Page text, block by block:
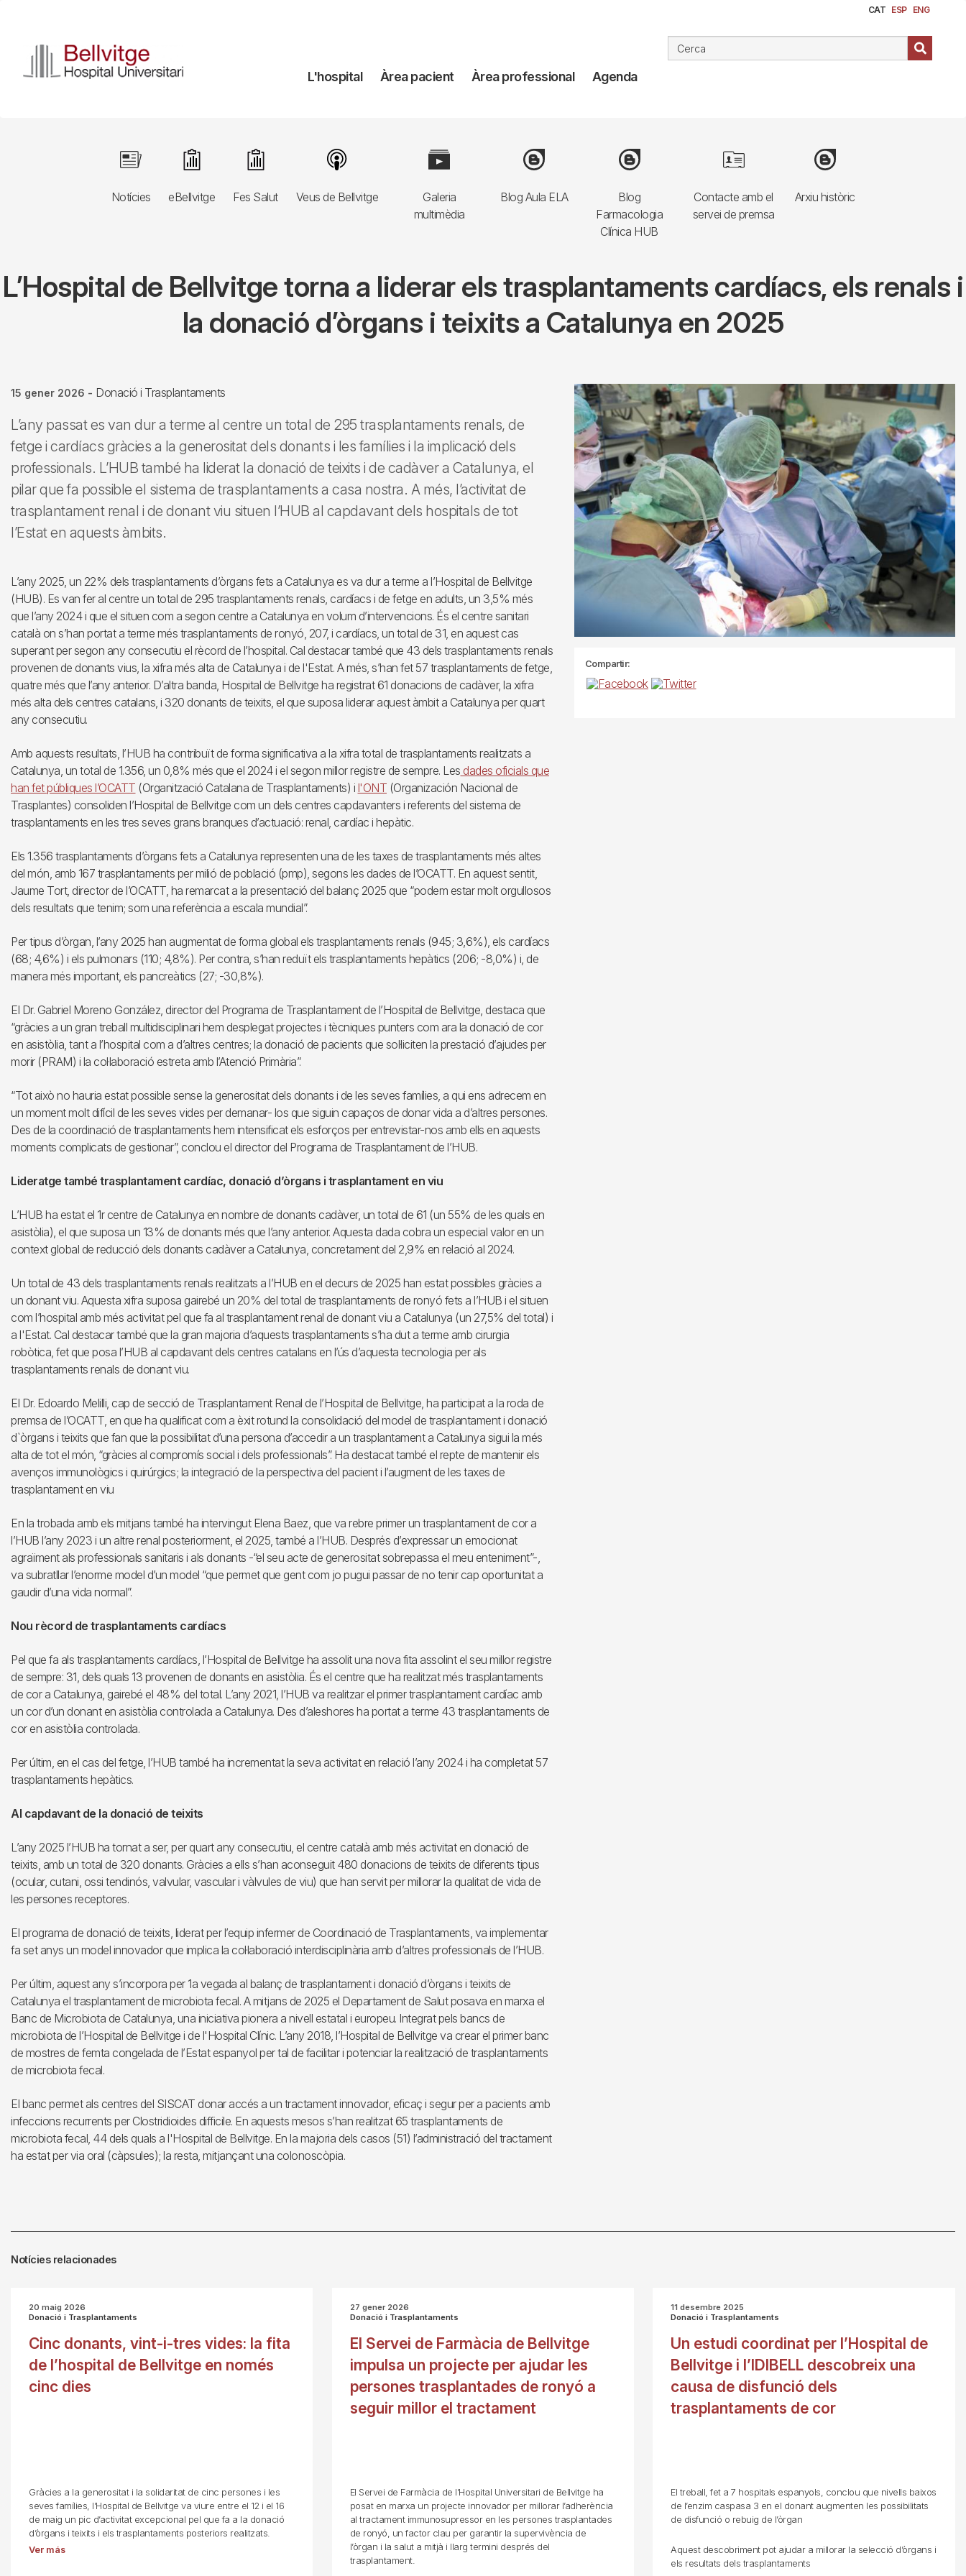
contingut
CAT ESP ENG
Navegación
L'hospital Àrea pacient Àrea professional Agenda
Notícies
Image
eBellvitge
Image
Fes Salut
Image
Veus de Bellvitge
Image
Galeria
multimèdia
Image
Blog Aula ELA
Image
Blog
Farmacologia
Clínica HUB
Image
Contacte amb el
servei de premsa
Image
Arxiu històric
Image
L’Hospital de Bellvitge torna a liderar els trasplantaments cardíacs, els renals i
la donació d’òrgans i teixits a Catalunya en 2025
15 gener 2026 - Donació i Trasplantaments
L’any passat es van dur a terme al centre un total de 295 trasplantaments renals, de
fetge i cardíacs gràcies a la generositat dels donants i les famílies i la implicació dels
professionals. L’HUB també ha liderat la donació de teixits i de cadàver a Catalunya, el
pilar que fa possible el sistema de trasplantaments a casa nostra. A més, l’activitat de
trasplantament renal i de donant viu situen l’HUB al capdavant dels hospitals de tot
l’Estat en aquests àmbits.
L’any 2025, un 22% dels trasplantaments d’òrgans fets a Catalunya es va dur a terme a l’Hospital de Bellvitge
(HUB). Es van fer al centre un total de 295 trasplantaments renals, cardíacs i de fetge en adults, un 3,5% més
que l’any 2024 i que el situen com a segon centre a Catalunya en volum d’intervencions. És el centre sanitari
català on s’han portat a terme més trasplantaments de ronyó, 207, i cardíacs, un total de 31, en aquest cas
superant per segon any consecutiu el rècord de l’hospital. Cal destacar també que 43 dels trasplantaments renals
provenen de donants vius, la xifra més alta de Catalunya i de l'Estat. A més, s’han fet 57 trasplantaments de fetge,
quatre més que l’any anterior. D’altra banda, Hospital de Bellvitge ha registrat 61 donacions de cadàver, la xifra
més alta dels centres catalans, i 320 donants de teixits, el que suposa liderar aquest àmbit a Catalunya per quart
any consecutiu.
Amb aquests resultats, l’HUB ha contribuït de forma significativa a la xifra total de trasplantaments realitzats a
Catalunya, un total de 1.356, un 0,8% més que el 2024 i el segon millor registre de sempre. Les dades oficials que
han fet públiques l’OCATT (Organització Catalana de Trasplantaments) i l'ONT (Organización Nacional de
Trasplantes) consoliden l’Hospital de Bellvitge com un dels centres capdavanters i referents del sistema de
trasplantaments en les tres seves grans branques d’actuació: renal, cardíac i hepàtic.
Els 1.356 trasplantaments d’òrgans fets a Catalunya representen una de les taxes de trasplantaments més altes
del món, amb 167 trasplantaments per milió de població (pmp), segons les dades de l’OCATT. En aquest sentit,
Jaume Tort, director de l’OCATT, ha remarcat a la presentació del balanç 2025 que “podem estar molt orgullosos
dels resultats que tenim; som una referència a escala mundial”.
Per tipus d’òrgan, l’any 2025 han augmentat de forma global els trasplantaments renals (945; 3,6%), els cardíacs
(68; 4,6%) i els pulmonars (110; 4,8%). Per contra, s’han reduït els trasplantaments hepàtics (206; -8,0%) i, de
manera més important, els pancreàtics (27; -30,8%).
El Dr. Gabriel Moreno González, director del Programa de Trasplantament de l’Hospital de Bellvitge, destaca que
“gràcies a un gran treball multidisciplinari hem desplegat projectes i tècniques punters com ara la donació de cor
en asistòlia, tant a l’hospital com a d’altres centres; la donació de pacients que sol·liciten la prestació d’ajudes per
morir (PRAM) i la col·laboració estreta amb l’Atenció Primària”.
“Tot això no hauria estat possible sense la generositat dels donants i de les seves famílies, a qui ens adrecem en
un moment molt difícil de les seves vides per demanar- los que siguin capaços de donar vida a d’altres persones.
Des de la coordinació de trasplantaments hem intensificat els esforços per entrevistar-nos amb ells en aquests
moments complicats de gestionar”, conclou el director del Programa de Trasplantament de l’HUB.
Lideratge també trasplantament cardíac, donació d’òrgans i trasplantament en viu
L’HUB ha estat el 1r centre de Catalunya en nombre de donants cadàver, un total de 61 (un 55% de les quals en
asistòlia), el que suposa un 13% de donants més que l’any anterior. Aquesta dada cobra un especial valor en un
context global de reducció dels donants cadàver a Catalunya, concretament del 2,9% en relació al 2024.
Un total de 43 dels trasplantaments renals realitzats a l’HUB en el decurs de 2025 han estat possibles gràcies a
un donant viu. Aquesta xifra suposa gairebé un 20% del total de trasplantaments de ronyó fets a l’HUB i el situen
com l’hospital amb més activitat pel que fa al trasplantament renal de donant viu a Catalunya (un 27,5% del total) i
a l'Estat. Cal destacar també que la gran majoria d’aquests trasplantaments s’ha dut a terme amb cirurgia
robòtica, fet que posa l’HUB al capdavant dels centres catalans en l’ús d’aquesta tecnologia per als
trasplantaments renals de donant viu.
El Dr. Edoardo Melilli, cap de secció de Trasplantament Renal de l’Hospital de Bellvitge, ha participat a la roda de
premsa de l’OCATT, en que ha qualificat com a èxit rotund la consolidació del model de trasplantament i donació
d`òrgans i teixits que fan que la possibilitat d’una persona d’accedir a un trasplantament a Catalunya sigui la més
alta de tot el món, “gràcies al compromís social i dels professionals”. Ha destacat també el repte de mantenir els
avenços immunològics i quirúrgics; la integració de la perspectiva del pacient i l’augment de les taxes de
trasplantament en viu
En la trobada amb els mitjans també ha intervingut Elena Baez, que va rebre primer un trasplantament de cor a
l’HUB l’any 2023 i un altre renal posteriorment, el 2025, també a l’HUB. Després d’expressar un emocionat
agraïment als professionals sanitaris i als donants -“el seu acte de generositat sobrepassa el meu enteniment”-,
va subratllar l’enorme model d’un model “que permet que gent com jo pugui passar de no tenir cap oportunitat a
gaudir d’una vida normal”.
Nou rècord de trasplantaments cardíacs
Pel que fa als trasplantaments cardíacs, l’Hospital de Bellvitge ha assolit una nova fita assolint el seu millor registre
de sempre: 31, dels quals 13 provenen de donants en asistòlia. És el centre que ha realitzat més trasplantaments
de cor a Catalunya, gairebé el 48% del total. L’any 2021, l’HUB va realitzar el primer trasplantament cardíac amb
un cor d’un donant en asistòlia controlada a Catalunya. Des d’aleshores ha portat a terme 43 trasplantaments de
cor en asistòlia controlada.
Per últim, en el cas del fetge, l’HUB també ha incrementat la seva activitat en relació l’any 2024 i ha completat 57
trasplantaments hepàtics.
Al capdavant de la donació de teixits
L’any 2025 l’HUB ha tornat a ser, per quart any consecutiu, el centre català amb més activitat en donació de
teixits, amb un total de 320 donants. Gràcies a ells s’han aconseguit 480 donacions de teixits de diferents tipus
(ocular, cutani, ossi tendinós, valvular, vascular i vàlvules de viu) que han servit per millorar la qualitat de vida de
les persones receptores.
El programa de donació de teixits, liderat per l’equip infermer de Coordinació de Trasplantaments, va implementar
fa set anys un model innovador que implica la col·laboració interdisciplinària amb d’altres professionals de l’HUB.
Per últim, aquest any s’incorpora per 1a vegada al balanç de trasplantament i donació d’òrgans i teixits de
Catalunya el trasplantament de microbiota fecal. A mitjans de 2025 el Departament de Salut posava en marxa el
Banc de Microbiota de Catalunya, una iniciativa pionera a nivell estatal i europeu. Integrat pels bancs de
microbiota de l’Hospital de Bellvitge i de l'Hospital Clínic. L’any 2018, l’Hospital de Bellvitge va crear el primer banc
de mostres de femta congelada de l’Estat espanyol per tal de facilitar i potenciar la realització de trasplantaments
de microbiota fecal.
El banc permet als centres del SISCAT donar accés a un tractament innovador, eficaç i segur per a pacients amb
infeccions recurrents per Clostridioides difficile. En aquests mesos s’han realitzat 65 trasplantaments de
microbiota fecal, 44 dels quals a l'Hospital de Bellvitge. En la majoria dels casos (51) l’administració del tractament
ha estat per via oral (càpsules); la resta, mitjançant una colonoscòpia.
Compartir:
Notícies relacionades
20 maig 2026
Donació i Trasplantaments
Cinc donants, vint-i-tres vides: la fita
de l’hospital de Bellvitge en només
cinc dies
Gràcies a la generositat i la solidaritat de cinc persones i les
seves famílies, l’Hospital de Bellvitge va viure entre el 12 i el 16
de maig un pic d’activitat excepcional pel que fa a la donació
d’òrgans i teixits i els trasplantaments posteriors realitzats.
Ver más
27 gener 2026
Donació i Trasplantaments
El Servei de Farmàcia de Bellvitge
impulsa un projecte per ajudar les
persones trasplantades de ronyó a
seguir millor el tractament
El Servei de Farmàcia de l’Hospital Universitari de Bellvitge ha
posat en marxa un projecte innovador per millorar l’adherència
al tractament immunosupressor en les persones trasplantades
de ronyó, un factor clau per garantir la supervivència de
l’òrgan i la salut a mitjà i llarg termini després del
trasplantament.
11 desembre 2025
Donació i Trasplantaments
Un estudi coordinat per l’Hospital de
Bellvitge i l’IDIBELL descobreix una
causa de disfunció dels
trasplantaments de cor
El treball, fet a 7 hospitals espanyols, conclou que nivells baixos
de l’enzim caspasa 3 en el donant augmenten les possibilitats
de disfunció o rebuig de l’òrgan
Aquest descobriment pot ajudar a millorar la selecció d’òrgans i
els resultats dels trasplantaments